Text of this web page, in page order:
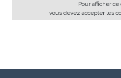
Pour afficher
vous devez accepter les